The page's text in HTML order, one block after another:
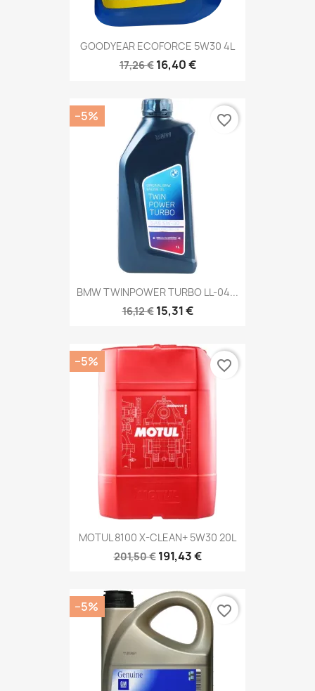
GOODYEAR ECOFORCE 5W30 4L
17,26 € 16,40 €
BMW TWINPOWER TURBO LL-04...
16,12 € 15,31 €
−5% favorite_border
MOTUL 8100 X-CLEAN+ 5W30 20L
201,50 € 191,43 €
−5% favorite_border
−5% favorite_border